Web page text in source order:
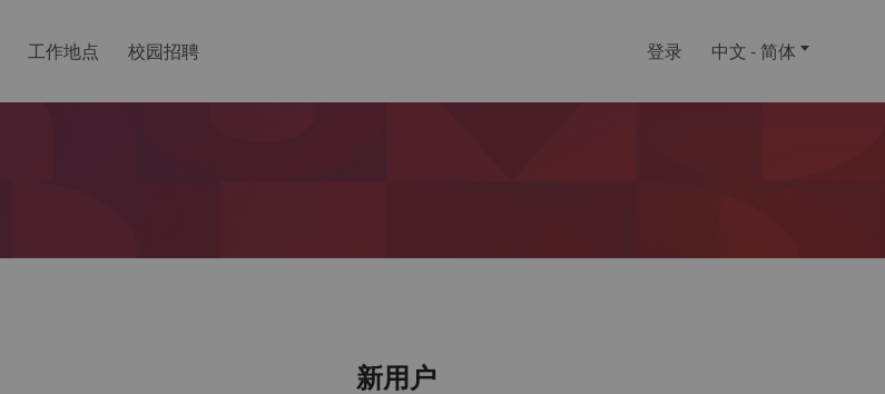
工作地点 校园招聘 登录 中文 - 简体
新用户